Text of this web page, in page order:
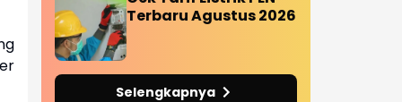
Terbaru Agustus 2026
Selengkapnya